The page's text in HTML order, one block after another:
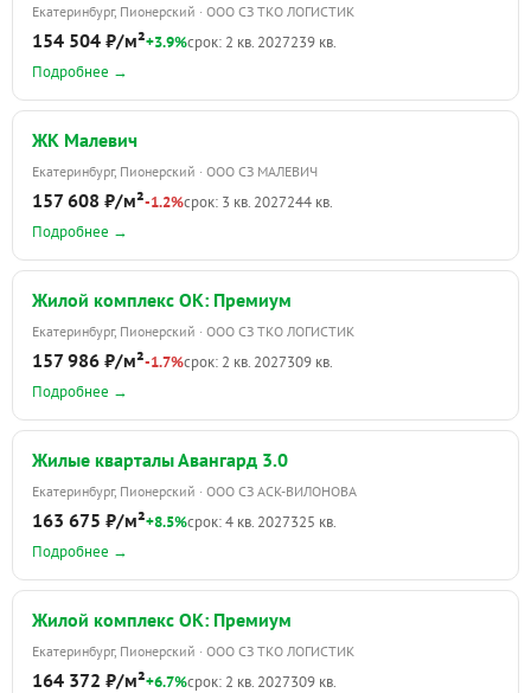
Екатеринбург, Пионерский · ООО СЗ ТКО ЛОГИСТИК
154 504 ₽/м²+3.9%срок: 2 кв. 2027239 кв.
Подробнее →
ЖК Малевич
Екатеринбург, Пионерский · ООО СЗ МАЛЕВИЧ
157 608 ₽/м²-1.2%срок: 3 кв. 2027244 кв.
Подробнее →
Жилой комплекс ОК: Премиум
Екатеринбург, Пионерский · ООО СЗ ТКО ЛОГИСТИК
157 986 ₽/м²-1.7%срок: 2 кв. 2027309 кв.
Подробнее →
Жилые кварталы Авангард 3.0
Екатеринбург, Пионерский · ООО СЗ АСК-ВИЛОНОВА
163 675 ₽/м²+8.5%срок: 4 кв. 2027325 кв.
Подробнее →
Жилой комплекс ОК: Премиум
Екатеринбург, Пионерский · ООО СЗ ТКО ЛОГИСТИК
164 372 ₽/м²+6.7%срок: 2 кв. 2027309 кв.